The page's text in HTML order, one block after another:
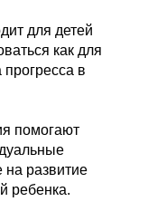
для детей
как для
прогресса в
помогают
развитие
ребенка.